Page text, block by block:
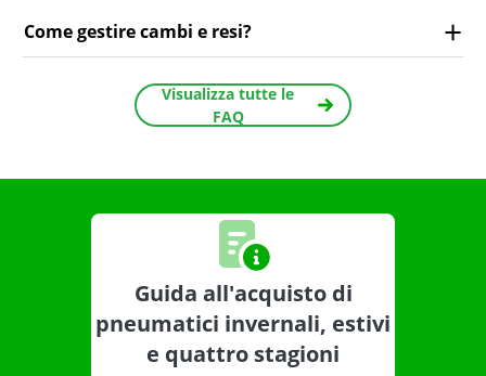
Come gestire cambi e resi?
Visualizza tutte le
FAQ
Guida all'acquisto di
pneumatici invernali, estivi
e quattro stagioni